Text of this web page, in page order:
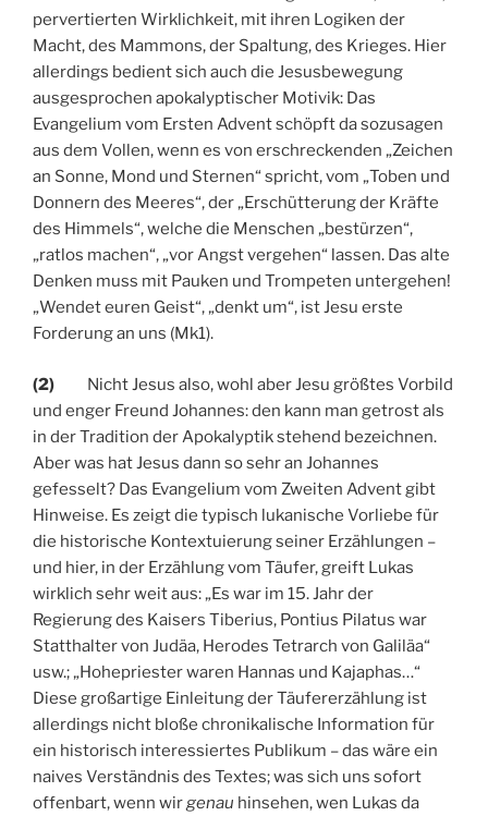
pervertierten Wirklichkeit, mit ihren Logiken der
Macht, des Mammons, der Spaltung, des Krieges. Hier
allerdings bedient sich auch die Jesusbewegung
ausgesprochen apokalyptischer Motivik: Das
Evangelium vom Ersten Advent schöpft da sozusagen
aus dem Vollen, wenn es von erschreckenden „Zeichen
an Sonne, Mond und Sternen“ spricht, vom „Toben und
Donnern des Meeres“, der „Erschütterung der Kräfte
des Himmels“, welche die Menschen „bestürzen“,
„ratlos machen“, „vor Angst vergehen“ lassen. Das alte
Denken muss mit Pauken und Trompeten untergehen!
„Wendet euren Geist“, „denkt um“, ist Jesu erste
Forderung an uns (Mk1).
(2) Nicht Jesus also, wohl aber Jesu größtes Vorbild
und enger Freund Johannes: den kann man getrost als
in der Tradition der Apokalyptik stehend bezeichnen.
Aber was hat Jesus dann so sehr an Johannes
gefesselt? Das Evangelium vom Zweiten Advent gibt
Hinweise. Es zeigt die typisch lukanische Vorliebe für
die historische Kontextuierung seiner Erzählungen –
und hier, in der Erzählung vom Täufer, greift Lukas
wirklich sehr weit aus: „Es war im 15. Jahr der
Regierung des Kaisers Tiberius, Pontius Pilatus war
Statthalter von Judäa, Herodes Tetrarch von Galiläa“
usw.; „Hohepriester waren Hannas und Kajaphas…“
Diese großartige Einleitung der Täufererzählung ist
allerdings nicht bloße chronikalische Information für
ein historisch interessiertes Publikum – das wäre ein
naives Verständnis des Textes; was sich uns sofort
offenbart, wenn wirgenau hinsehen, wen Lukas da